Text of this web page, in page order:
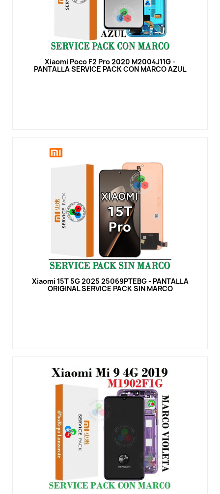
Vista rápida
Xiaomi Poco F2 Pro 2020 M2004J11G -
PANTALLA SERVICE PACK CON MARCO AZUL
Vista rápida
Xiaomi 15T 5G 2025 25069PTEBG - PANTALLA
ORIGINAL SERVICE PACK SIN MARCO